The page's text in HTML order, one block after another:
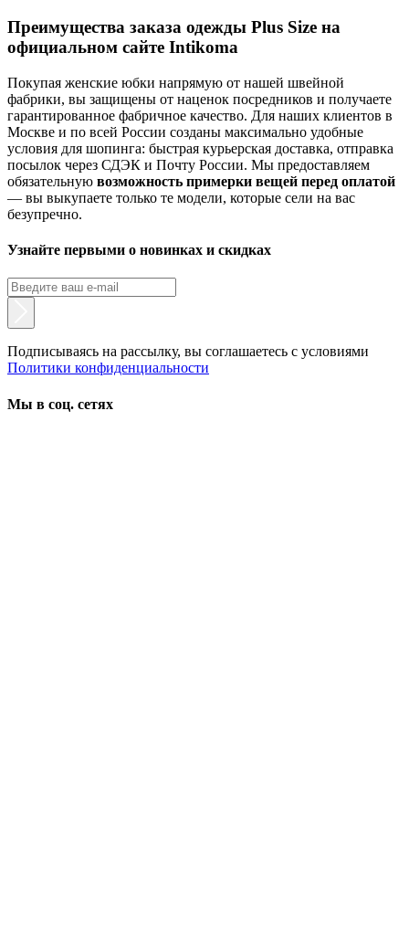
Преимущества заказа одежды Plus Size на
официальном сайте Intikoma
Покупая женские юбки напрямую от нашей швейной
фабрики, вы защищены от наценок посредников и получаете
гарантированное фабричное качество. Для наших клиентов в
Москве и по всей России созданы максимально удобные
условия для шопинга: быстрая курьерская доставка, отправка
посылок через СДЭК и Почту России. Мы предоставляем
обязательную возможность примерки вещей перед оплатой
— вы выкупаете только те модели, которые сели на вас
безупречно.
Узнайте первыми о новинках и скидках
Подписываясь на рассылку, вы соглашаетесь с условиями
Политики конфиденциальности
Мы в соц. сетях